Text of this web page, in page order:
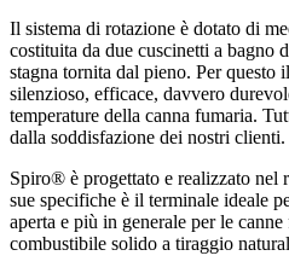
Il sistema di rotazione è dotato di
costituita da due cuscinetti a bagno
stagna tornita dal pieno. Per questo
silenzioso, efficace, davvero
temperature della canna fumaria.
dalla soddisfazione dei nostri clienti.
Spiro® è progettato e realizzato nel
sue specifiche è il terminale ideale
aperta e più in generale per le
combustibile solido a tiraggio